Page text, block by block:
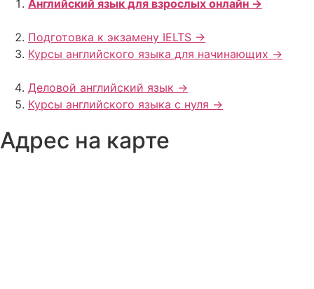
Английский язык для взрослых онлайн ->
Подготовка к экзамену IELTS ->
Курсы английского языка для начинающих ->
Деловой английский язык ->
Курсы английского языка с нуля ->
Адрес на карте